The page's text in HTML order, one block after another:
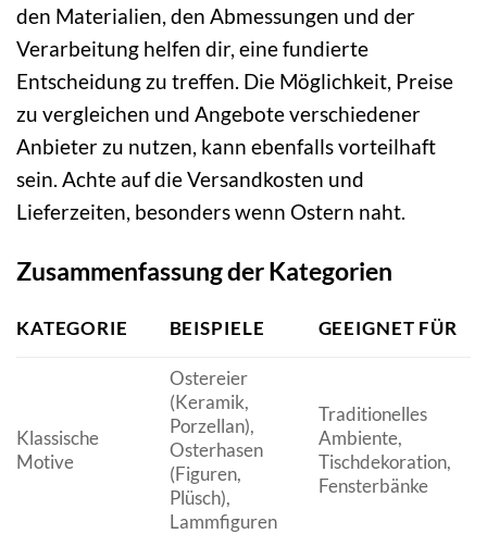
den Materialien, den Abmessungen und der
Verarbeitung helfen dir, eine fundierte
Entscheidung zu treffen. Die Möglichkeit, Preise
zu vergleichen und Angebote verschiedener
Anbieter zu nutzen, kann ebenfalls vorteilhaft
sein. Achte auf die Versandkosten und
Lieferzeiten, besonders wenn Ostern naht.
Zusammenfassung der Kategorien
KATEGORIE BEISPIELE GEEIGNET FÜR
Klassische
Motive
Ostereier
(Keramik,
Porzellan),
Osterhasen
(Figuren,
Plüsch),
Lammfiguren
Traditionelles
Ambiente,
Tischdekoration,
Fensterbänke